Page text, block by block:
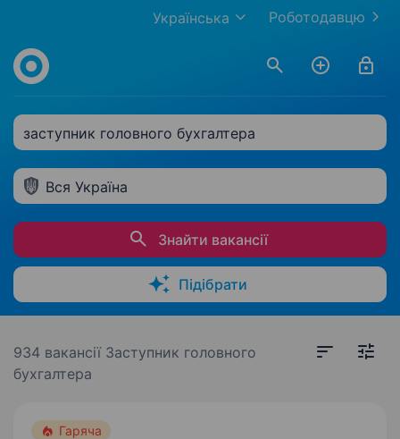
Роботодавцю
Українська
заступник головного бухгалтера
Вся Україна
Знайти вакансії
Підібрати
934 вакансії Заступник головного
бухгалтера
Гаряча